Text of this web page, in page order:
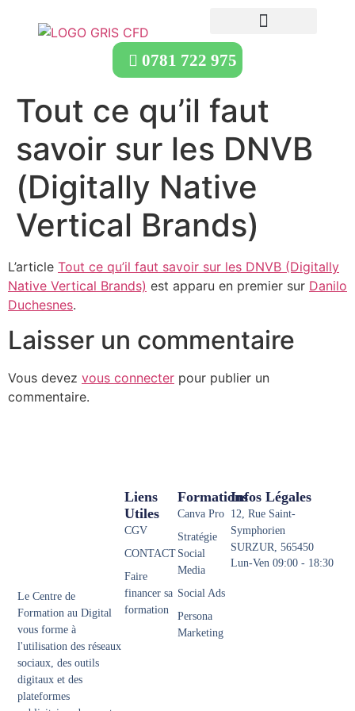
0781 722 975
Tout ce qu’il faut
savoir sur les DNVB
(Digitally Native
Vertical Brands)
L’article Tout ce qu’il faut savoir sur les DNVB (Digitally
Native Vertical Brands) est apparu en premier sur Danilo
Duchesnes.
Laisser un commentaire
Vous devez vous connecter pour publier un
commentaire.
Le Centre de
Formation au Digital
vous forme à
l'utilisation des réseaux
sociaux, des outils
digitaux et des
plateformes
Formations
Canva Pro
Stratégie
Social
Media
Social Ads
Persona
Marketing
Liens
Utiles
CGV
CONTACT
Faire
financer sa
formation
Infos Légales
12, Rue Saint-
Symphorien
SURZUR, 565450
Lun-Ven 09:00 - 18:30